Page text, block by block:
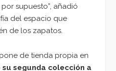
supuesto”, añadió
del espacio que
de los zapatos.
de tienda propia en
su segunda colección a